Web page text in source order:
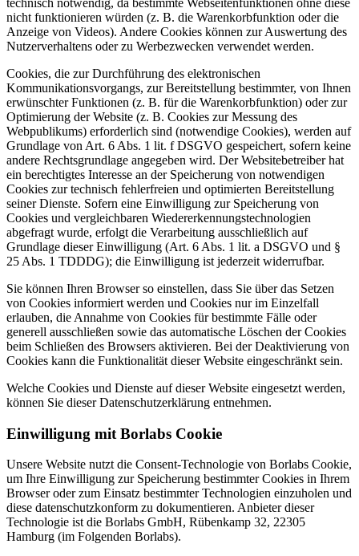
nicht funktionieren würden (z. B. die Warenkorbfunktion oder die
Anzeige von Videos). Andere Cookies können zur Auswertung des
Nutzerverhaltens oder zu Werbezwecken verwendet werden.
Cookies, die zur Durchführung des elektronischen
Kommunikationsvorgangs, zur Bereitstellung bestimmter, von Ihnen
erwünschter Funktionen (z. B. für die Warenkorbfunktion) oder zur
Optimierung der Website (z. B. Cookies zur Messung des
Webpublikums) erforderlich sind (notwendige Cookies), werden auf
Grundlage von Art. 6 Abs. 1 lit. f DSGVO gespeichert, sofern keine
andere Rechtsgrundlage angegeben wird. Der Websitebetreiber hat
ein berechtigtes Interesse an der Speicherung von notwendigen
Cookies zur technisch fehlerfreien und optimierten Bereitstellung
seiner Dienste. Sofern eine Einwilligung zur Speicherung von
Cookies und vergleichbaren Wiedererkennungstechnologien
abgefragt wurde, erfolgt die Verarbeitung ausschließlich auf
Grundlage dieser Einwilligung (Art. 6 Abs. 1 lit. a DSGVO und §
25 Abs. 1 TDDDG); die Einwilligung ist jederzeit widerrufbar.
Sie können Ihren Browser so einstellen, dass Sie über das Setzen
von Cookies informiert werden und Cookies nur im Einzelfall
erlauben, die Annahme von Cookies für bestimmte Fälle oder
generell ausschließen sowie das automatische Löschen der Cookies
beim Schließen des Browsers aktivieren. Bei der Deaktivierung von
Cookies kann die Funktionalität dieser Website eingeschränkt sein.
Welche Cookies und Dienste auf dieser Website eingesetzt werden,
können Sie dieser Datenschutzerklärung entnehmen.
Einwilligung mit Borlabs Cookie
Unsere Website nutzt die Consent-Technologie von Borlabs Cookie,
um Ihre Einwilligung zur Speicherung bestimmter Cookies in Ihrem
Browser oder zum Einsatz bestimmter Technologien einzuholen und
diese datenschutzkonform zu dokumentieren. Anbieter dieser
Technologie ist die Borlabs GmbH, Rübenkamp 32, 22305
Hamburg (im Folgenden Borlabs).